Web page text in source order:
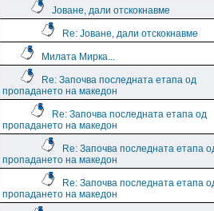
Јоване, дали отскокнавме
Re: Јоване, дали отскокнавме
Милата Мирка...
Re: Започва последната етапа од
пропадането на македон
Re: Започва последната етапа од
пропадането на македон
Re: Започва последната етапа
пропадането на македон
Re: Започва последната етапа
пропадането на македон